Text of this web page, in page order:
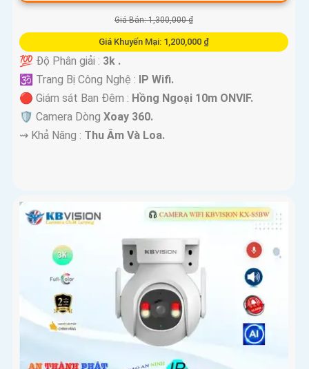
Giá Bán: 1,300,000 ₫
Giá Khuyến Mại: 1,200,000 ₫
💯 Độ Phân giải : 3k .
🕉️ Trang Bị Công Nghệ :
IP Wifi.
🔴 Giám sát Ban Đêm : Hồng Ngoại 10m ONVIF.
🛡 Camera Dòng Xoay 360.
️⇝ Khả Năng : Thu Âm Và Loa.